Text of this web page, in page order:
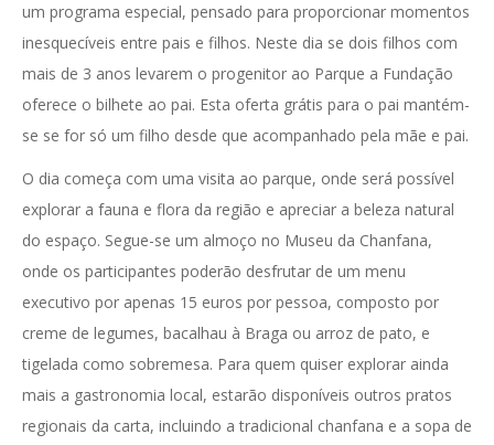
um programa especial, pensado para proporcionar momentos
inesquecíveis entre pais e filhos. Neste dia se dois filhos com
mais de 3 anos levarem o progenitor ao Parque a Fundação
oferece o bilhete ao pai. Esta oferta grátis para o pai mantém-
se se for só um filho desde que acompanhado pela mãe e pai.
O dia começa com uma visita ao parque, onde será possível
explorar a fauna e flora da região e apreciar a beleza natural
do espaço. Segue-se um almoço no Museu da Chanfana,
onde os participantes poderão desfrutar de um menu
executivo por apenas 15 euros por pessoa, composto por
creme de legumes, bacalhau à Braga ou arroz de pato, e
tigelada como sobremesa. Para quem quiser explorar ainda
mais a gastronomia local, estarão disponíveis outros pratos
regionais da carta, incluindo a tradicional chanfana e a sopa de